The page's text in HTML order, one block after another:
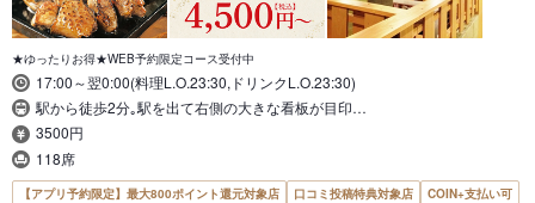
★ゆったりお得★WEB予約限定コース受付中
17:00～翌0:00(料理L.O.23:30,ドリンクL.O.23:30)
駅から徒歩2分｡駅を出て右側の大きな看板が目印…
3500円
118席
【アプリ予約限定】最大800ポイント還元対象店 口コミ投稿特典対象店
COIN+支払い可